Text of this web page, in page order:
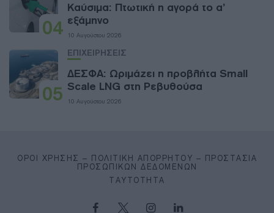
04
Καύσιμα: Πτωτική η αγορά το α’
εξάμηνο
10 Αυγούστου 2026
05
ΕΠΙΧΕΙΡΗΣΕΙΣ
ΔΕΣΦΑ: Ωριμάζει η προβλήτα Small
Scale LNG στη Ρεβυθούσα
10 Αυγούστου 2026
ΌΡΟΙ ΧΡΉΣΗΣ – ΠΟΛΙΤΙΚΉ ΑΠΟΡΡΉΤΟΥ – ΠΡΟΣΤΑΣΊΑ
ΠΡΟΣΩΠΙΚΏΝ ΔΕΔΟΜΈΝΩΝ
ΤΑΥΤΌΤΗΤΑ